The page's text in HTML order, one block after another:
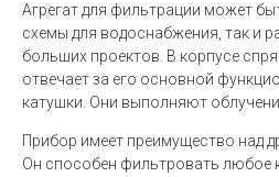
Агрегат для фильтрации может
схемы для водоснабжения, так и
больших проектов. В корпусе
отвечает за его основной
катушки. Они выполняют
Прибор имеет преимущество над
Он способен фильтровать любое